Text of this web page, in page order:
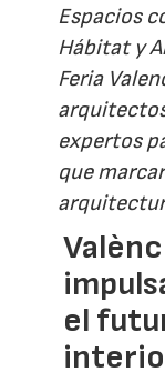
Espacios
Hábitat y
Feria
expertos
que
el